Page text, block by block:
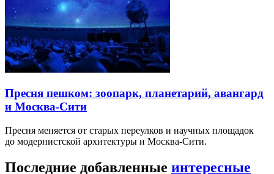
Пресня пешком: зоопарк, планетарий, авангард
и Москва-Сити
Пресня меняется от старых переулков и научных площадок
до модернистской архитектуры и Москва-Сити.
Последние добавленные интересные